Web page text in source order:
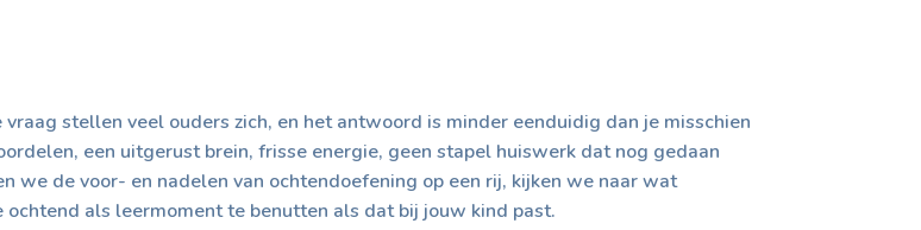
stellen veel ouders zich, en het antwoord is minder eenduidig dan je misschien
een uitgerust brein, frisse energie, geen stapel huiswerk dat nog gedaan
we de voor- en nadelen van ochtendoefening op een rij, kijken we naar wat
als leermoment te benutten als dat bij jouw kind past.